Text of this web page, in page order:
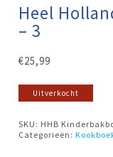
Heel
– 3
€25,99
Uitverkocht
SKU: HHB
Categorieën: